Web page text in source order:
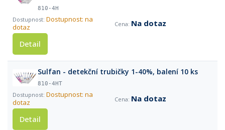
810-4H
Dostupnost: na
dotaz
Na dotaz
Detail
Sulfan - detekční trubičky 1-40%, balení 10 ks
810-4HT
Dostupnost: na
dotaz
Na dotaz
Detail